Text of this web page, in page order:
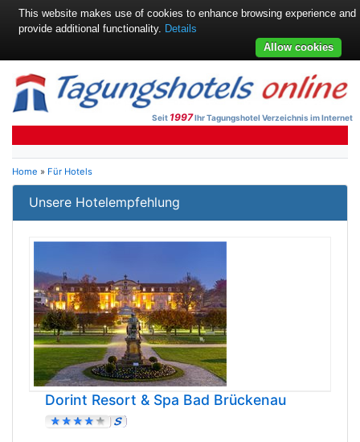
Seit 1997Ihr Tagungshotel Verzeichnis im Internet
Home » Für Hotels
Unsere Hotelempfehlung
Dorint Resort & Spa Bad Brückenau
This website makes use of cookies to enhance browsing experience and
provide additional functionality. Details
Allow cookies